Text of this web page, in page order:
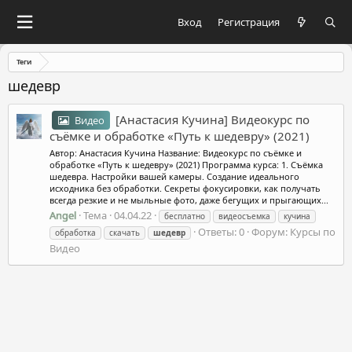
Вход Регистрация
Теги
шедевр
Видео
[Анастасия Кучина] Видеокурс по
съёмке и обработке «Путь к шедевру» (2021)
Автор: Анастасия Кучина Название: Видеокурс по съёмке и
обработке «Путь к шедевру» (2021) Программа курса: 1. Съёмка
шедевра. Настройки вашей камеры. Создание идеального
исходника без обработки. Секреты фокусировки, как получать
всегда резкие и не мыльные фото, даже бегущих и прыгающих...
Angel Тема 04.04.22 бесплатно видеосъемка
кучина
обработка
скачать шедевр Ответы: 0 Форум: Курсы по
Видео